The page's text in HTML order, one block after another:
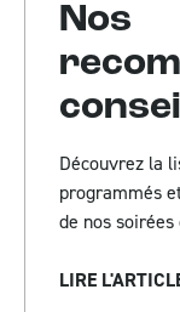
Nos
Découvrez la
programmés
de nos soirées
LIRE